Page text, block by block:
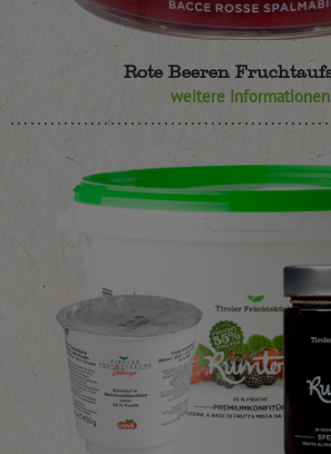
Rote Beeren
weitere Informationen